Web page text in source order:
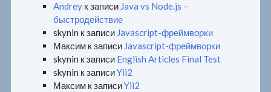
Andrey к записи Java vs Node.js –
быстродействие
skynin к записи Javascript-фреймворки
Максим к записи Javascript-фреймворки
skynin к записи English Articles Final Test
skynin к записиYii2
Максим к записиYii2